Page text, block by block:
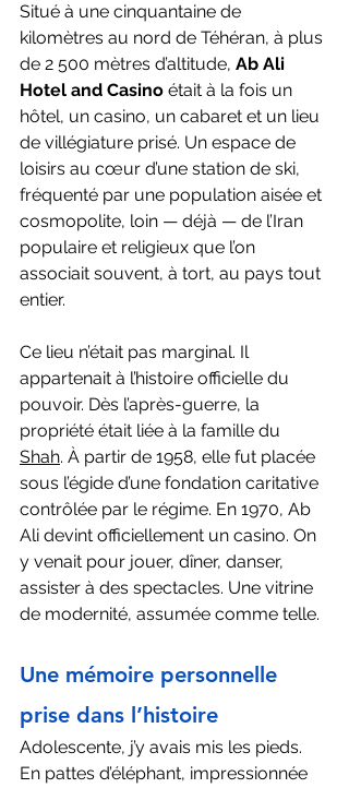
Situé à une cinquantaine de
kilomètres au nord de Téhéran, à plus
de 2 500 mètres d’altitude, Ab Ali
Hotel and Casino était à la fois un
hôtel, un casino, un cabaret et un lieu
de villégiature prisé. Un espace de
loisirs au cœur d’une station de ski,
fréquenté par une population aisée et
cosmopolite, loin — déjà — de l’Iran
populaire et religieux que l’on
associait souvent, à tort, au pays tout
entier.
Ce lieu n’était pas marginal. Il
appartenait à l’histoire officielle du
pouvoir. Dès l’après-guerre, la
propriété était liée à la famille du
Shah. À partir de 1958, elle fut placée
sous l’égide d’une fondation caritative
contrôlée par le régime. En 1970, Ab
Ali devint officiellement un casino. On
y venait pour jouer, dîner, danser,
assister à des spectacles. Une vitrine
de modernité, assumée comme telle.
Une mémoire personnelle
prise dans l’histoire
Adolescente, j’y avais mis les pieds.
En pattes d’éléphant, impressionnée